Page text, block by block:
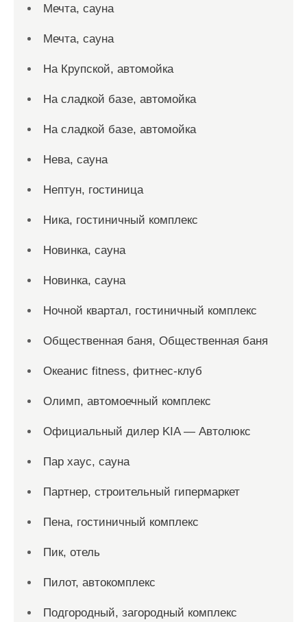
Мечта, сауна
Мечта, сауна
На Крупской, автомойка
На сладкой базе, автомойка
На сладкой базе, автомойка
Нева, сауна
Нептун, гостиница
Ника, гостиничный комплекс
Новинка, сауна
Новинка, сауна
Ночной квартал, гостиничный комплекс
Общественная баня, Общественная баня
Океанис fitness, фитнес-клуб
Олимп, автомоечный комплекс
Официальный дилер KIA — Автолюкс
Пар хаус, сауна
Партнер, строительный гипермаркет
Пена, гостиничный комплекс
Пик, отель
Пилот, автокомплекс
Подгородный, загородный комплекс